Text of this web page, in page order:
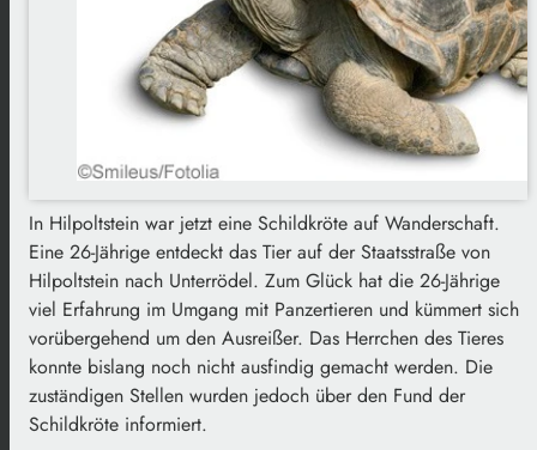
In Hilpoltstein war jetzt eine Schildkröte auf Wanderschaft.
Eine 26-Jährige entdeckt das Tier auf der Staatsstraße von
Hilpoltstein nach Unterrödel. Zum Glück hat die 26-Jährige
viel Erfahrung im Umgang mit Panzertieren und kümmert sich
vorübergehend um den Ausreißer. Das Herrchen des Tieres
konnte bislang noch nicht ausfindig gemacht werden. Die
zuständigen Stellen wurden jedoch über den Fund der
Schildkröte informiert.